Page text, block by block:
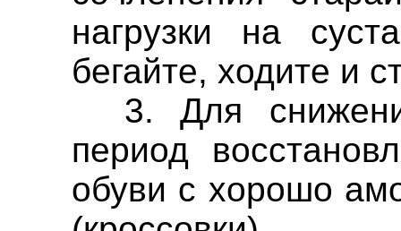
нагрузки на
бегайте, ходите и
3. Для
период
обуви с хорошо